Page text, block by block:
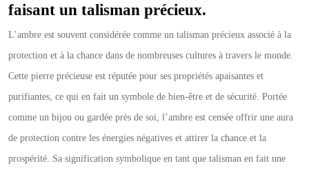
faisant un talisman précieux.
L’ambre est souvent considérée comme un talisman précieux associé à la
protection et à la chance dans de nombreuses cultures à travers le monde.
Cette pierre précieuse est réputée pour ses propriétés apaisantes et
purifiantes, ce qui en fait un symbole de bien-être et de sécurité. Portée
comme un bijou ou gardée près de soi, l’ambre est censée offrir une aura
de protection contre les énergies négatives et attirer la chance et la
prospérité. Sa signification symbolique en tant que talisman en fait une